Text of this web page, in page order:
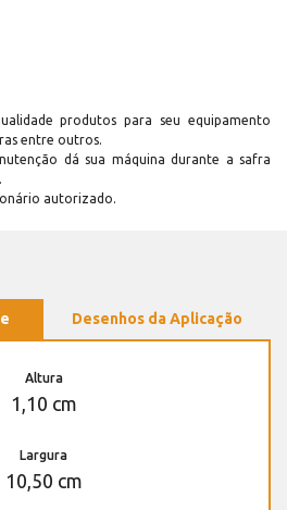
produtos para seu equipamento
entre outros.
dá sua máquina durante a safra
autorizado.
Desenhos da Aplicação
Altura
1,10 cm
Largura
10,50 cm